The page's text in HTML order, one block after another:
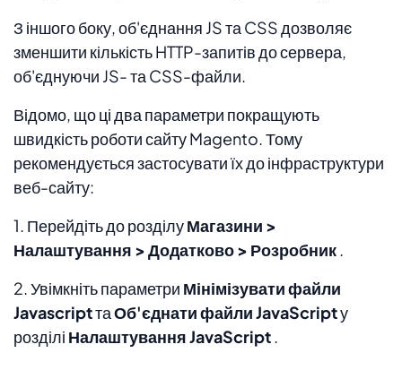
З іншого боку, об'єднання JS та CSS дозволяє
зменшити кількість HTTP-запитів до сервера,
об'єднуючи JS- та CSS-файли.
Відомо, що ці два параметри покращують
швидкість роботи сайту Magento. Тому
рекомендується застосувати їх до інфраструктури
веб-сайту:
1. Перейдіть до розділуМагазини >
Налаштування > Додатково > Розробник.
2. Увімкніть параметри Мінімізувати файли
JavascriptтаОб'єднати файли JavaScriptу
розділі Налаштування JavaScript.